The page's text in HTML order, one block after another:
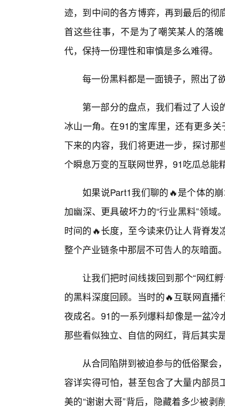
迹，到中间的各方博弈，再到最后的
首这些往事，不是为了嘲笑某人的落
代，保持一份理性和审慎是多么难得。
每一份黑料都是一面镜子，照出了
第一部分的盘点，我们看过了人
冰山一角。在91的宝库里，还有更多
下来的内容，我们将更进一步，探讨
个瞬息万变的互联网世界，91吃瓜总能
如果说Part1我们聊的🔥是个体的
加幽深、更具破坏力的“行业黑料”领
时间的🔥长度，至今读来仍让人背脊
整个产业链条中那层不可告人的灰暗面
让我们把时间线拨回到那个“网红
的黑料深度回顾。当时的🔥互联网直
夜成名。91的一系列爆料却像是一盆
那些看似独立、自信的网红，背后其实
从合同陷阱到被迫参与的低俗聚会
容详实得可怕，甚至包含了大量内部
美的“谢谢大哥”背后，隐藏着多少被